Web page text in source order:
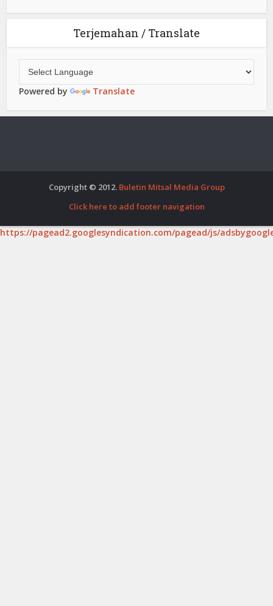
Terjemahan / Translate
Powered by Translate
Copyright © 2012. Buletin Mitsal Media Group
Click here to add footer navigation
https://pagead2.googlesyndication.com/pagead/js/